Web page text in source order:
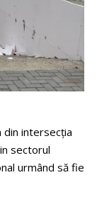
din intersecția
sectorul
urmând să fie